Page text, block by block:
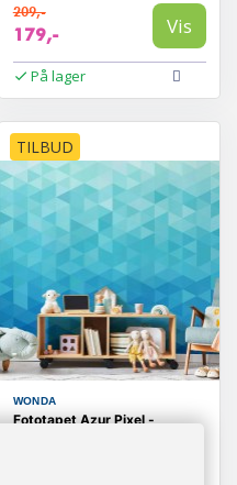
209,-
179,- Vis
På lager
TILBUD
WONDA
Fototapet Azur Pixel -